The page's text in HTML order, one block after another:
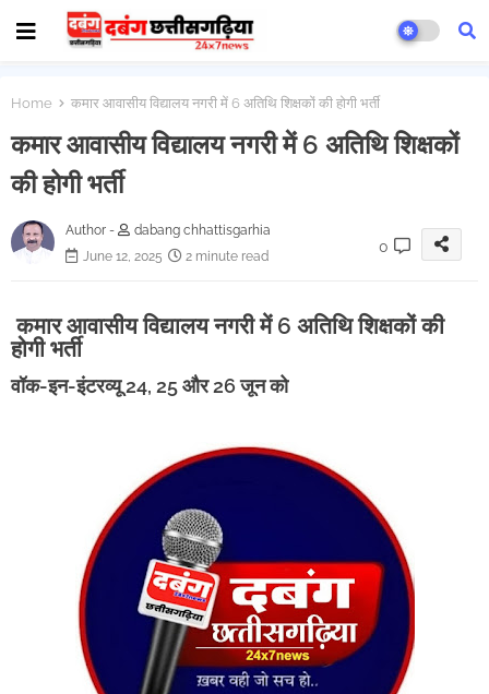
Home कमार आवासीय विद्यालय नगरी में 6 अतिथि शिक्षकों की होगी भर्ती
कमार आवासीय विद्यालय नगरी में 6 अतिथि शिक्षकों
की होगी भर्ती
Author -
dabang chhattisgarhia
June 12, 2025
2 minute read
0
कमार आवासीय विद्यालय नगरी में 6 अतिथि शिक्षकों की
होगी भर्ती
वॉक-इन-इंटरव्यू 24, 25 और 26 जून को